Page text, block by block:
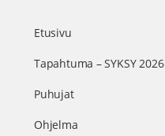
Etusivu
Tapahtuma – SYKSY 2026
Puhujat
Ohjelma